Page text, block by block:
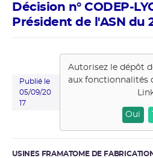
Décision n° CODEP-
Président de l'ASN du
Publié le
05/09/20
17
Autorisez le dépôt
aux fonctionnalités
Oui
USINES FRAMATOME DE